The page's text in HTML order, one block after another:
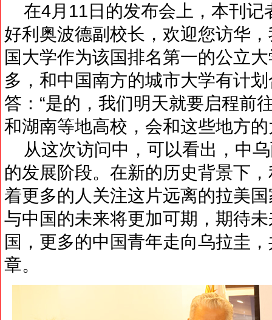
在4月11日的发布会上，本刊记
好利奥波德副校长，欢迎您访华
国大学作为该国排名第一的公立
多，和中国南方的城市大学有计
答：“是的，我们明天就要启程前
和湖南等地高校，会和这些地方
从这次访问中，可以看出，中
的发展阶段。在新的历史背景下
着更多的人关注这片远离的拉美
与中国的未来将更加可期，期待
国，更多的中国青年走向乌拉圭
章。